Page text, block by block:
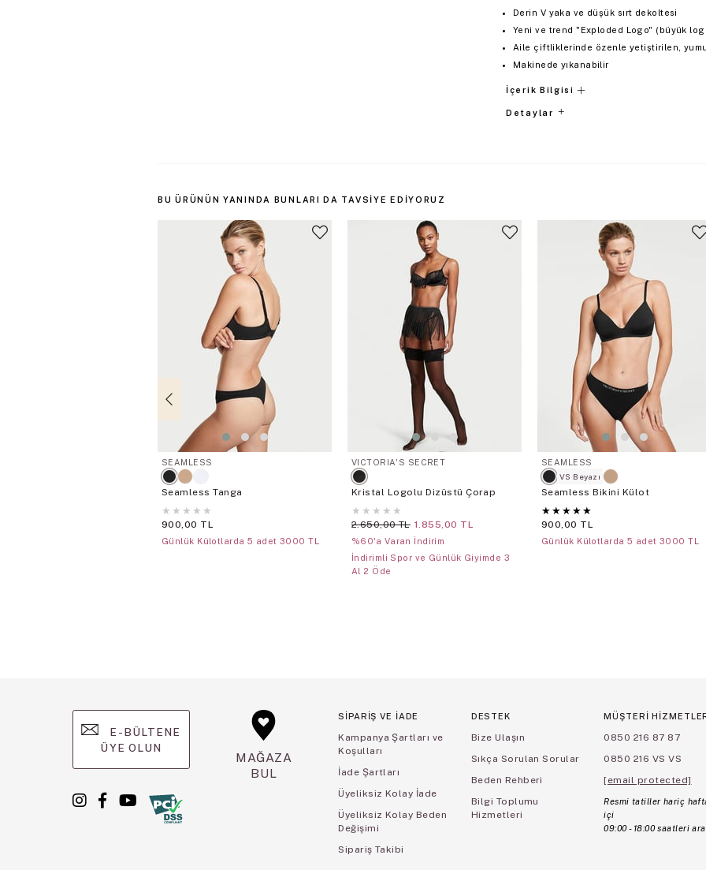
Derin V yaka ve düşük sırt dekoltesi
Yeni ve trend "Exploded Logo" (büyük
Aile çiftliklerinde özenle yetiştirilen,
Makinede yıkanabilir
İçerik Bilgisi
Detaylar
BU ÜRÜNÜN YANINDA BUNLARI DA TAVSIYE EDIYORUZ
SEAMLESS
Seamless Tanga
★ ★ ★ ★ ★
900,00 TL
Günlük Külotlarda 5 adet 3000 TL
VICTORIA'S SECRET
Kristal Logolu Dizüstü Çorap
★ ★ ★ ★ ★
2.650,00 TL 1.855,00 TL
%60'a Varan İndirim
İndirimli Spor ve Günlük Giyimde 3
Al 2 Öde
SEAMLESS
VS Beyazı
Seamless Bikini Külot
★ ★ ★ ★ ★
900,00 TL
Günlük Külotlarda 5 adet 3000 TL
E-BÜLTENE
ÜYE OLUN
MAĞAZA
BUL
SİPARİŞ VE İADE
Kampanya Şartları ve
Koşulları
İade Şartları
Üyeliksiz Kolay İade
Üyeliksiz Kolay Beden
Değişimi
Sipariş Takibi
DESTEK
Bize Ulaşın
Sıkça Sorulan Sorular
Beden Rehberi
Bilgi Toplumu
Hizmetleri
MÜŞTERİ
0850 216 87 87
0850 216 VS VS
[email protected]
Resmi tatiller hariç
içi
09:00 - 18:00 saatleri